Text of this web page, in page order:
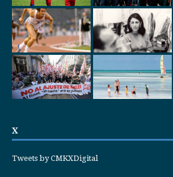
X
Tweets by CMKXDigital